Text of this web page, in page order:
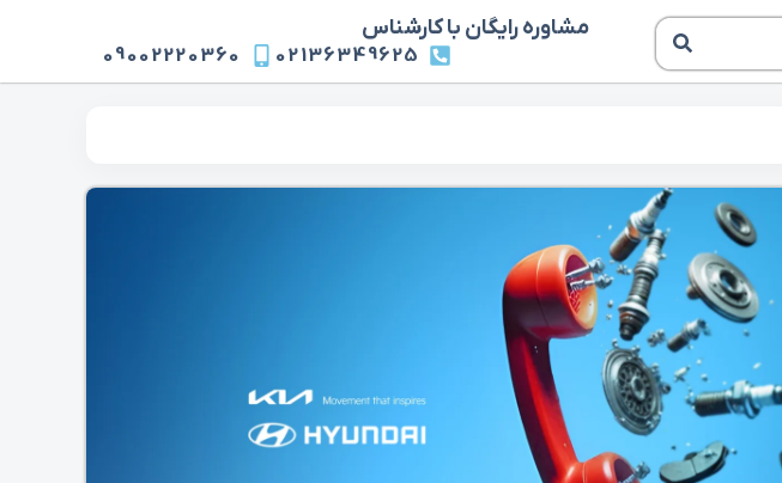
مشاوره رایگان با کارشناس
02136349625
09002220360